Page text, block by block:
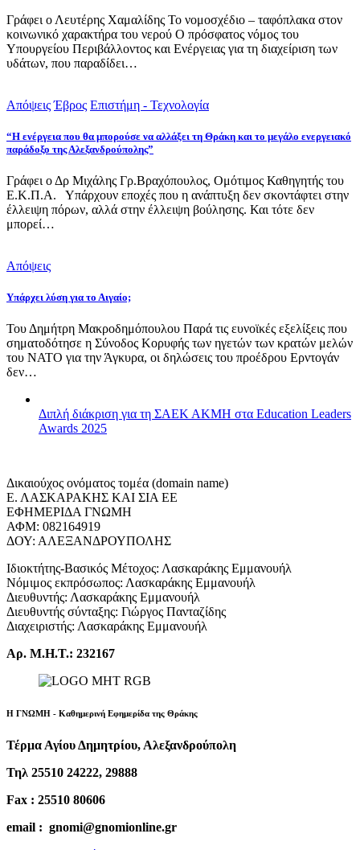
Γράφει ο Λευτέρης Χαμαλίδης Το νομοσχέδιο – ταφόπλακα στον
κοινωνικό χαρακτήρα του νερού Ο πρόσφατος νόμος του
Υπουργείου Περιβάλλοντος και Ενέργειας για τη διαχείριση των
υδάτων, που παραδίδει…
Απόψεις Έβρος Επιστήμη - Τεχνολογία
“Η ενέργεια που θα μπορούσε να αλλάξει τη Θράκη και το μεγάλο ενεργειακό
παράδοξο της Αλεξανδρούπολης”
Γράφει ο Δρ Μιχάλης Γρ.Βραχόπουλος, Ομότιμος Καθηγητής του
Ε.Κ.Π.Α. Υπάρχουν εποχές που η ανάπτυξη δεν σκοντάφτει στην
έλλειψη πόρων, αλλά στην έλλειψη βούλησης. Και τότε δεν
μπορεί…
Απόψεις
Υπάρχει λύση για το Αιγαίο;
Του Δημήτρη Μακροδημόπουλου Παρά τις ευνοϊκές εξελίξεις που
σηματοδότησε η Σύνοδος Κορυφής των ηγετών των κρατών μελών
του ΝΑΤΟ για την Άγκυρα, οι δηλώσεις του προέδρου Ερντογάν
δεν…
Διπλή διάκριση για τη ΣΑΕΚ ΑΚΜΗ στα Education Leaders
Awards 2025
Δικαιούχος ονόματος τομέα (domain name)
Ε. ΛΑΣΚΑΡΑΚΗΣ ΚΑΙ ΣΙΑ ΕΕ
ΕΦΗΜΕΡΙΔΑ ΓΝΩΜΗ
ΑΦΜ: 082164919
ΔΟΥ: ΑΛΕΞΑΝΔΡΟΥΠΟΛΗΣ
Ιδιοκτήτης-Βασικός Μέτοχος: Λασκαράκης Εμμανουήλ
Νόμιμος εκπρόσωπος: Λασκαράκης Εμμανουήλ
Διευθυντής: Λασκαράκης Εμμανουήλ
Διευθυντής σύνταξης: Γιώργος Πανταζίδης
Διαχειριστής: Λασκαράκης Εμμανουήλ
Αρ. Μ.Η.Τ.: 232167
Η ΓΝΩΜΗ - Καθημερινή Εφημερίδα της Θράκης
Τέρμα Αγίου Δημητρίου, Αλεξανδρούπολη
Τηλ 25510 24222, 29888
Fax : 25510 80606
email : gnomi@gnomionline.gr